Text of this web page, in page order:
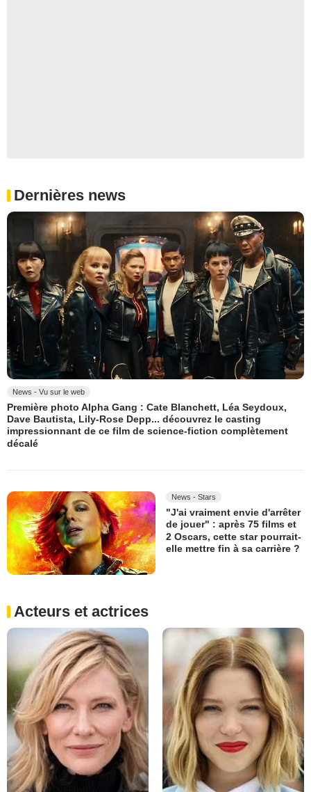
Dernières news
News - Vu sur le web
Première photo Alpha Gang : Cate Blanchett, Léa Seydoux,
Dave Bautista, Lily-Rose Depp... découvrez le casting
impressionnant de ce film de science-fiction complètement
décalé
News - Stars
"J'ai vraiment envie d'arrêter
de jouer" : après 75 films et
2 Oscars, cette star pourrait-
elle mettre fin à sa carrière ?
Acteurs et actrices